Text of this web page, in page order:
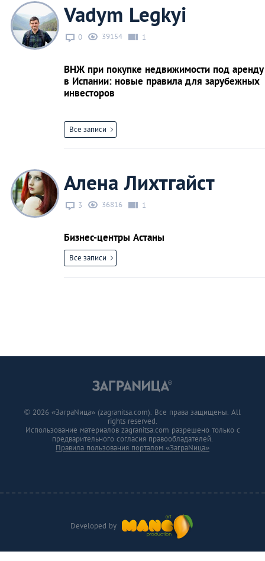
Vadym Legkyi
0 39154 1
ВНЖ при покупке недвижимости под аренду
в Испании: новые правила для зарубежных
инвесторов
Все записи
Алена Лихтгайст
3 36816 1
Бизнес-центры Астаны
Все записи
Developed by
© 2026 «ЗаграNица» (zagranitsa.com). Все права защищены. All
rights reserved.
Использование материалов zagranitsa.com разрешено только с
предварительного согласия правообладателей.
Правила пользования порталом «ЗаграNица»